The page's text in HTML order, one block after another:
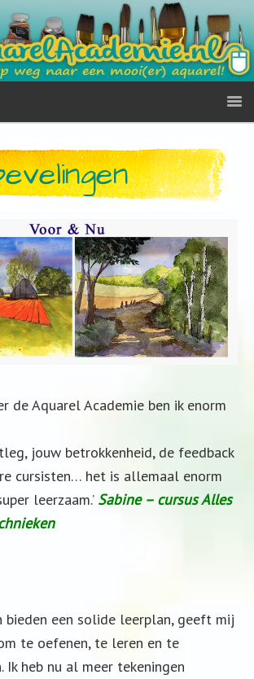
de Aquarel Academie ben ik enorm
jouw betrokkenheid, de feedback
cursisten… het is allemaal enorm
leerzaam.’ Sabine – cursus Alles
bieden een solide leerplan, geeft mij
te oefenen, te leren en te
Ik heb nu al meer tekeningen